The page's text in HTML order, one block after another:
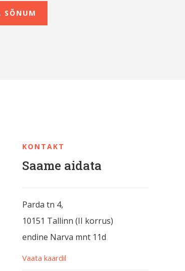
SÕNUM
KONTAKT
Saame aidata
Parda tn 4,
10151 Tallinn (II korrus)
endine Narva mnt 11d
Vaata kaardil